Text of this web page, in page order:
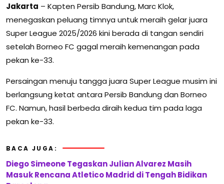
Jakarta – Kapten Persib Bandung, Marc Klok,
menegaskan peluang timnya untuk meraih gelar juara
Super League 2025/2026 kini berada di tangan sendiri
setelah Borneo FC gagal meraih kemenangan pada
pekan ke-33.
Persaingan menuju tangga juara Super League musim ini
berlangsung ketat antara Persib Bandung dan Borneo
FC. Namun, hasil berbeda diraih kedua tim pada laga
pekan ke-33.
BACA JUGA:
Diego Simeone Tegaskan Julian Alvarez Masih
Masuk Rencana Atletico Madrid di Tengah Bidikan